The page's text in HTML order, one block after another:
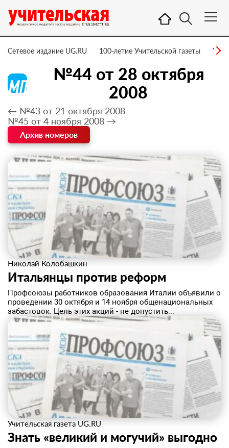
Сетевое издание UG.RU 100-летие Учительской газеты УГ –
№44 от 28 октября
2008
← №43 от 21 октября 2008
№45 от 4 ноября 2008 →
Архив номеров
Николай Колобашкин
Итальянцы против реформ
Профсоюзы работников образования Италии объявили о
проведении 30 октября и 14 ноября общенациональных
забастовок. Цель этих акций - не допустить...
Учительская газета UG.RU
Знать «великий и могучий» выгодно